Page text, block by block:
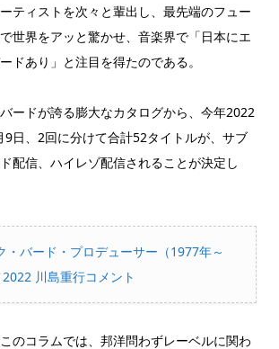
ティストを次々と輩出し、最先端のフュー
世界をアッと驚かせ、音楽界で「日本にエ
ドあり」と注目を得たのである。
ードが誇る膨大なカタログから、今年2022
日、2回に分けて合計52タイトルが、サブ
配信、ハイレゾ配信されることが決定し
・バード・プロデューサー（1977年～
川島重行コメント
のコラムでは、邦洋問わずレーベルに関わ